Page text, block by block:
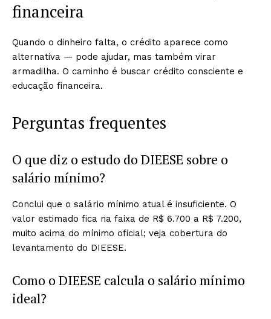
financeira
Quando o dinheiro falta, o crédito aparece como
alternativa — pode ajudar, mas também virar
armadilha. O caminho é buscar crédito consciente e
educação financeira.
Perguntas frequentes
O que diz o estudo do DIEESE sobre o
salário mínimo?
Conclui que o salário mínimo atual é insuficiente. O
valor estimado fica na faixa de R$ 6.700 a R$ 7.200,
muito acima do mínimo oficial; veja cobertura do
levantamento do DIEESE.
Como o DIEESE calcula o salário mínimo
ideal?